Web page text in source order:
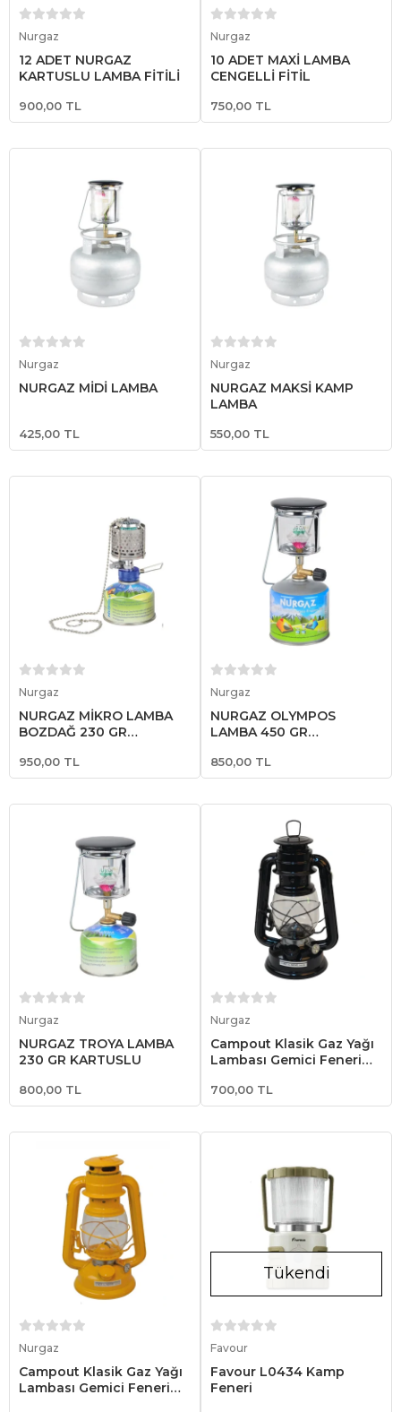
Nurgaz
12 ADET NURGAZ
KARTUŞLU LAMBA FİTİLİ
900,00 TL
Nurgaz
10 ADET MAXİ LAMBA
ÇENGELLİ FİTİL
750,00 TL
Nurgaz
NURGAZ MİDİ LAMBA
425,00 TL
Nurgaz
NURGAZ MAKSİ KAMP
LAMBA
550,00 TL
Nurgaz
NURGAZ MİKRO LAMBA
BOZDAĞ 230 GR
950,00 TL
Nurgaz
NURGAZ OLYMPOS
LAMBA 450 GR
850,00 TL
Nurgaz
NURGAZ TROYA LAMBA
230 GR KARTUŞLU
800,00 TL
Nurgaz
Campout Klasik Gaz Yağı
Lambası Gemici Feneri
700,00 TL
Nurgaz
Campout Klasik Gaz Yağı
Lambası Gemici Feneri
Tükendi
Favour
Favour L0434 Kamp
Feneri